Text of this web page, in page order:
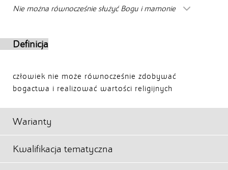
Nie można równocześnie służyć Bogu i mamonie
Definicja
człowiek nie może równocześnie zdobywać
bogactwa i realizować wartości religijnych
Warianty
Kwalifikacja tematyczna